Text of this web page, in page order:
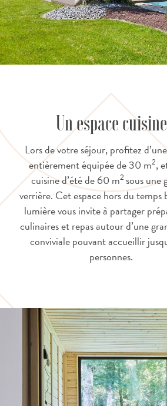
Un espace cuisine
Lors de votre séjour, profitez
entièrement équipée de 30 m2,
cuisine d’été de 60 m2 sous une
verrière. Cet espace hors du temps
lumière vous invite à partager
culinaires et repas autour d’une
conviviale pouvant accueillir
personnes.